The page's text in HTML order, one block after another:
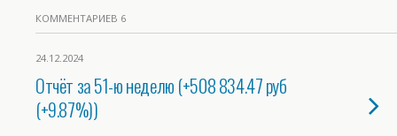
КОММЕНТАРИЕВ 6
24.12.2024
Отчёт за 51-ю неделю (+508 834.47 руб
(+9.87%))